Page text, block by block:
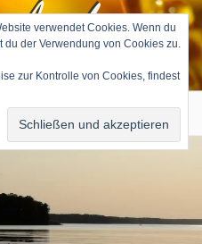
verwendet Cookies. Wenn du
du der Verwendung von Cookies zu.
zur Kontrolle von Cookies, findest